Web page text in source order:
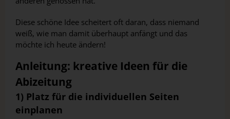
Diese schöne Idee scheitert oft daran, dass niemand
weiß, wie man damit überhaupt anfängt und das
möchte ich heute ändern!
Anleitung: kreative Ideen für die
Abizeitung
1) Platz für die individuellen Seiten
einplanen